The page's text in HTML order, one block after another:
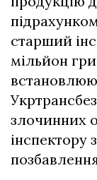
старший
мільйон
злочинних
інспектору